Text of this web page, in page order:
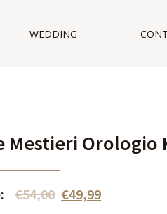
WEDDING
Mestieri Orologio
€54,00 €49,99